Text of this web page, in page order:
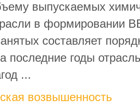
выпускаемых
в формировании
составляет
последние годы
...
возвышенность